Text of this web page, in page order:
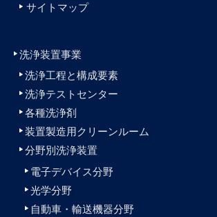
サイトマップ
洗浄装置事業
洗浄工程と構成要素
洗浄テストセンター
各種洗浄剤
装置製造用クリーンルーム
分野別洗浄装置
電子デバイス分野
光学分野
自動車・輸送機器分野